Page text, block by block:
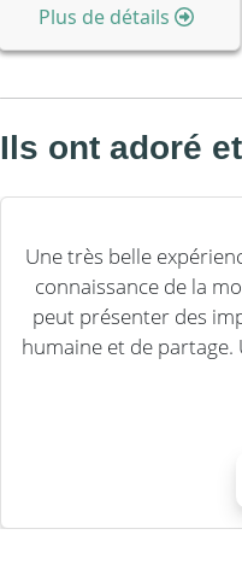
Plus de détails
Ils ont adoré
Une très belle
connaissance de la
peut présenter des
humaine et de partage.